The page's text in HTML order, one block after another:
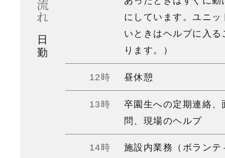
日
勤
にしています。ユニッ
いときはヘルプに入る
ります。）
12時 昼休憩
13時
卒園生への定期連絡、
問、現場のヘルプ
14時
施設内業務（ボランテ